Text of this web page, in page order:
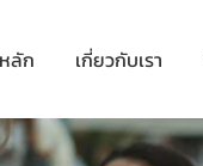
ลัก เกี่ยวกับเรา